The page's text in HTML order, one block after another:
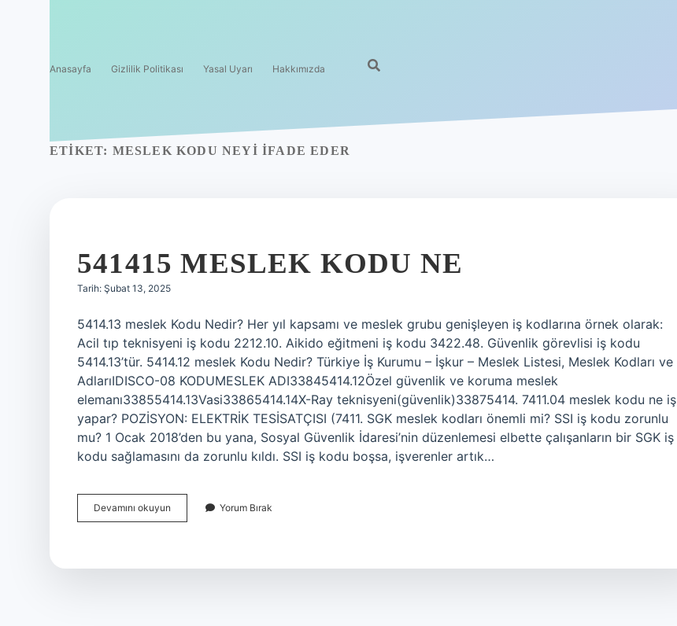
Anasayfa Gizlilik Politikası Yasal Uyarı Hakkımızda
ETIKET: MESLEK KODU NEYI IFADE EDER
541415 MESLEK KODU NE
Tarih: Şubat 13, 2025
5414.13 meslek Kodu Nedir? Her yıl kapsamı ve meslek grubu genişleyen iş kodlarına örnek olarak:
Acil tıp teknisyeni iş kodu 2212.10. Aikido eğitmeni iş kodu 3422.48. Güvenlik görevlisi iş kodu
5414.13’tür. 5414.12 meslek Kodu Nedir? Türkiye İş Kurumu – İşkur – Meslek Listesi, Meslek Kodları ve
AdlarıIDISCO-08 KODUMESLEK ADI33845414.12Özel güvenlik ve koruma meslek
elemanı33855414.13Vasi33865414.14X-Ray teknisyeni(güvenlik)33875414. 7411.04 meslek kodu ne iş
yapar? POZİSYON: ELEKTRİK TESİSATÇISI (7411. SGK meslek kodları önemli mi? SSI iş kodu zorunlu
mu? 1 Ocak 2018’den bu yana, Sosyal Güvenlik İdaresi’nin düzenlemesi elbette çalışanların bir SGK iş
kodu sağlamasını da zorunlu kıldı. SSI iş kodu boşsa, işverenler artık…
Devamını okuyun
Meslek
Yorum Bırak